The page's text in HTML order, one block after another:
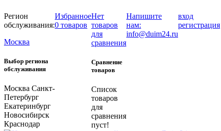
Регион
обслуживания:
Москва
Выбор региона
обслуживания
Москва Санкт-
Петербург
Екатеринбург
Новосибирск
Краснодар
Избранное
0 товаров
Нет
товаров
для
сравнения
Сравнение
товаров
Список
товаров
для
сравнения
пуст!
Напишите
нам:
info@duim24.ru
вход
регистрация